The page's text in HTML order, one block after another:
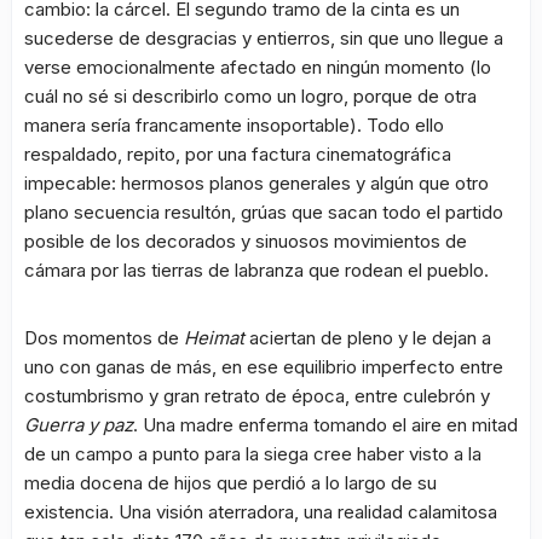
cambio: la cárcel. El segundo tramo de la cinta es un
sucederse de desgracias y entierros, sin que uno llegue a
verse emocionalmente afectado en ningún momento (lo
cuál no sé si describirlo como un logro, porque de otra
manera sería francamente insoportable). Todo ello
respaldado, repito, por una factura cinematográfica
impecable: hermosos planos generales y algún que otro
plano secuencia resultón, grúas que sacan todo el partido
posible de los decorados y sinuosos movimientos de
cámara por las tierras de labranza que rodean el pueblo.
Dos momentos de Heimataciertan de pleno y le dejan a
uno con ganas de más, en ese equilibrio imperfecto entre
costumbrismo y gran retrato de época, entre culebrón y
Guerra y paz. Una madre enferma tomando el aire en mitad
de un campo a punto para la siega cree haber visto a la
media docena de hijos que perdió a lo largo de su
existencia. Una visión aterradora, una realidad calamitosa